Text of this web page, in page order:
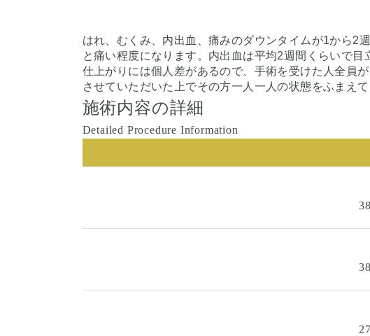
はれ、むくみ、内出血、痛みのダウンタイムが1から2
と痛い程度になります。内出血は平均2週間くらいで
仕上がりには個人差があるので、手術を受けた人全員
させていただいた上でその方一人一人の状態をふまえ
施術内容の詳細
Detailed Procedure Information